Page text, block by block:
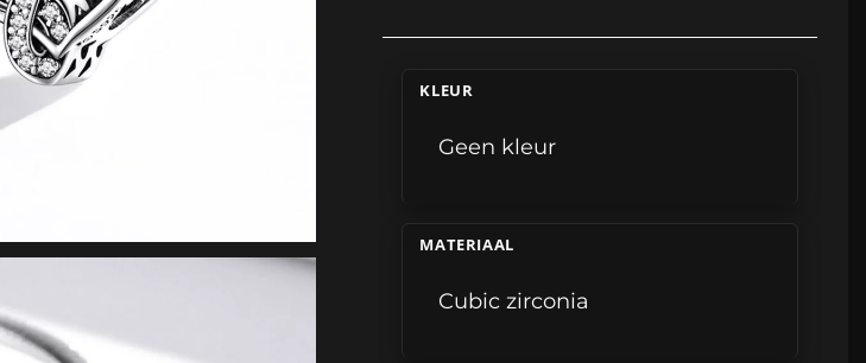
KLEUR
Geen kleur
MATERIAAL
Cubic zirconia